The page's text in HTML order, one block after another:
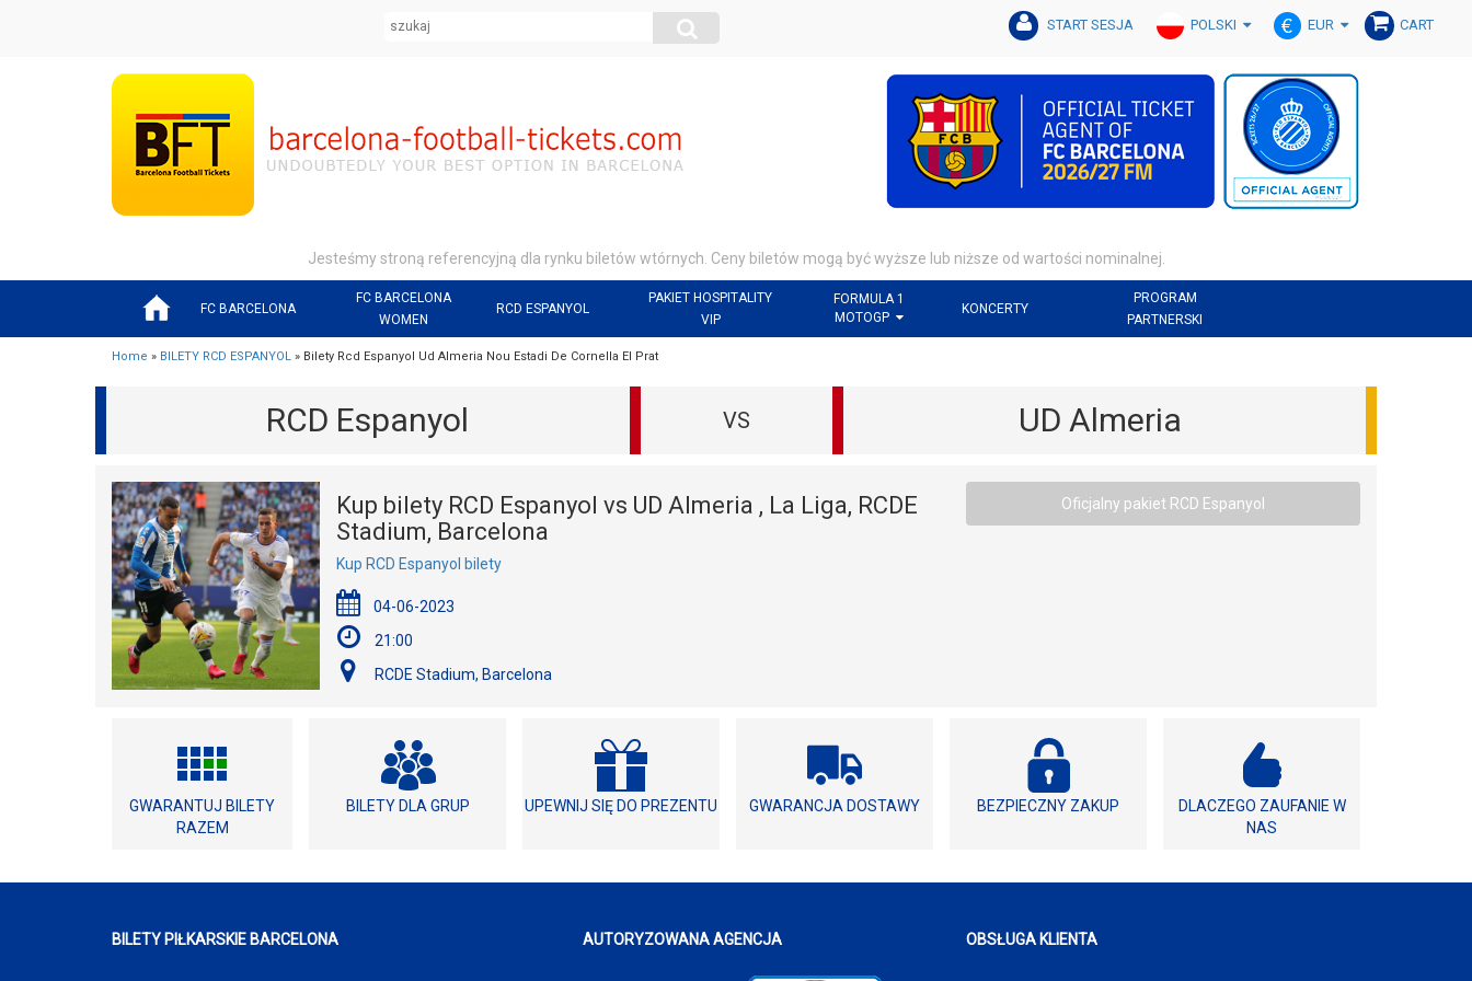
CART
EUR
POLSKI
START SESJA
Jesteśmy stroną referencyjną dla rynku biletów wtórnych. Ceny biletów mogą być wyższe lub niższe od wartości nominalnej.
FC BARCELONA
FC BARCELONA
WOMEN
RCD ESPANYOL
PAKIET HOSPITALITY
VIP
FORMULA 1
MOTOGP
KONCERTY
PROGRAM
PARTNERSKI
Home » BILETY RCD ESPANYOL » Bilety Rcd Espanyol Ud Almeria Nou Estadi De Cornella El Prat
RCD Espanyol VS UD Almeria
Kup bilety RCD Espanyol vs UD Almeria , La Liga, RCDE
Stadium, Barcelona
Kup RCD Espanyol bilety
04-06-2023
21:00
RCDE Stadium, Barcelona
Oficjalny pakiet RCD Espanyol
GWARANTUJ BILETY
RAZEM
BILETY DLA GRUP UPEWNIJ SIĘ DO PREZENTU GWARANCJA DOSTAWY BEZPIECZNY ZAKUP
DLACZEGO ZAUFANIE W
NAS
BILETY PIŁKARSKIE BARCELONA OBSŁUGA KLIENTA
AUTORYZOWANA AGENCJA